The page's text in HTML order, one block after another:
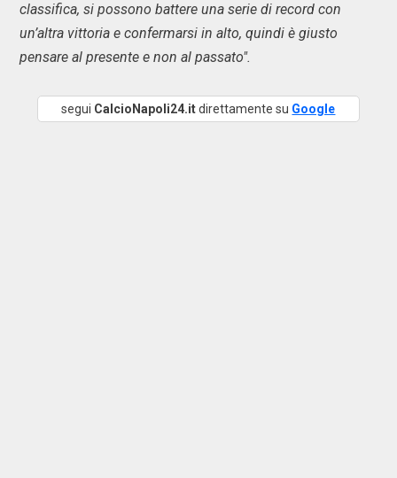
classifica, si possono battere una serie di record con
un’altra vittoria e confermarsi in alto, quindi è giusto
pensare al presente e non al passato".
segui CalcioNapoli24.itdirettamente su Google